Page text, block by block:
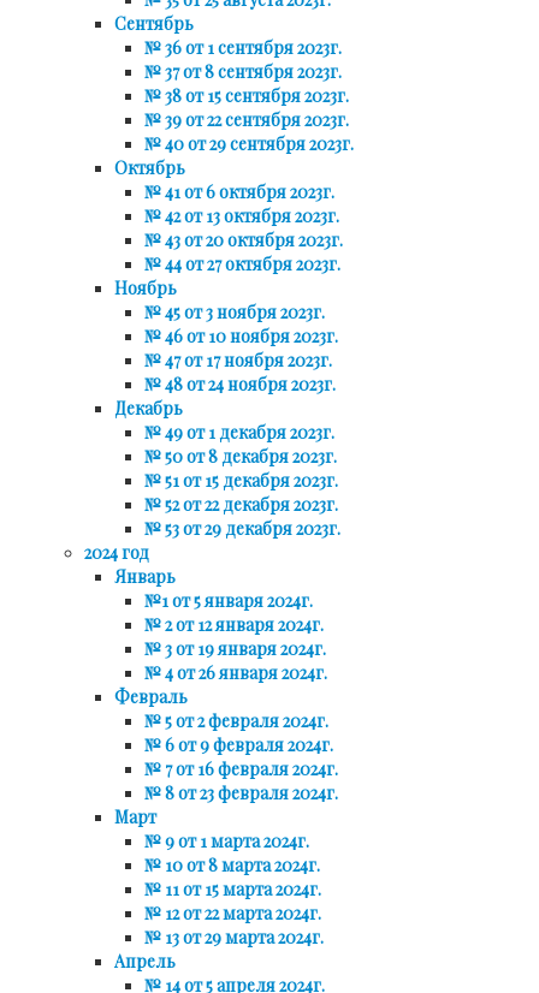
Сентябрь
№ 36 от 1 сентября 2023г.
№ 37 от 8 сентября 2023г.
№ 38 от 15 сентября 2023г.
№ 39 от 22 сентября 2023г.
№ 40 от 29 сентября 2023г.
Октябрь
№ 41 от 6 октября 2023г.
№ 42 от 13 октября 2023г.
№ 43 от 20 октября 2023г.
№ 44 от 27 октября 2023г.
Ноябрь
№ 45 от 3 ноября 2023г.
№ 46 от 10 ноября 2023г.
№ 47 от 17 ноября 2023г.
№ 48 от 24 ноября 2023г.
Декабрь
№ 49 от 1 декабря 2023г.
№ 50 от 8 декабря 2023г.
№ 51 от 15 декабря 2023г.
№ 52 от 22 декабря 2023г.
№ 53 от 29 декабря 2023г.
2024 год
Январь
№1 от 5 января 2024г.
№ 2 от 12 января 2024г.
№ 3 от 19 января 2024г.
№ 4 от 26 января 2024г.
Февраль
№ 5 от 2 февраля 2024г.
№ 6 от 9 февраля 2024г.
№ 7 от 16 февраля 2024г.
№ 8 от 23 февраля 2024г.
Март
№ 9 от 1 марта 2024г.
№ 10 от 8 марта 2024г.
№ 11 от 15 марта 2024г.
№ 12 от 22 марта 2024г.
№ 13 от 29 марта 2024г.
Апрель
№ 14 от 5 апреля 2024г.